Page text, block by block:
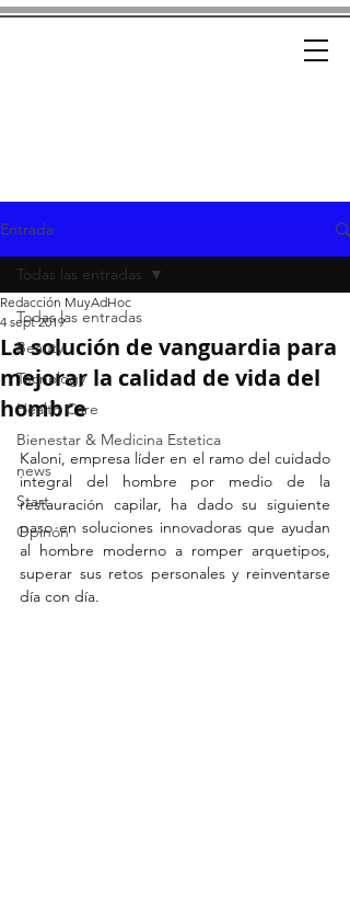
Entrada
Todas las entradas
Beauty
Tecnology
Health Care
Bienestar & Medicina Estetica
news
Start
Opinón
Todas las entradas
La solución de vanguardia para
mejorar la calidad de vida del
hombre
Redacción MuyAdHoc
4 sept 2019
Kaloni, empresa líder en el ramo del cuidado
integral del hombre por medio de la
restauración capilar, ha dado su siguiente
paso en soluciones innovadoras que ayudan
al hombre moderno a romper arquetipos,
superar sus retos personales y reinventarse
día con día.